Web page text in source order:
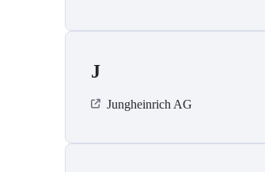
J
Jungheinrich AG